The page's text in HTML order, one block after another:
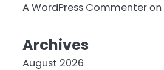
A WordPress Commenteron
Archives
August 2026